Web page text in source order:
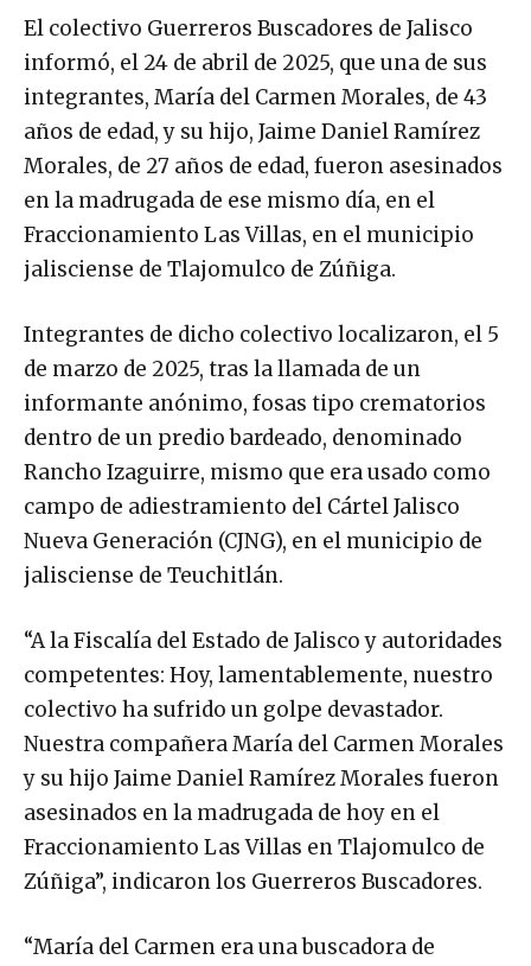
El colectivo Guerreros Buscadores de Jalisco
informó, el 24 de abril de 2025, que una de sus
integrantes, María del Carmen Morales, de 43
años de edad, y su hijo, Jaime Daniel Ramírez
Morales, de 27 años de edad, fueron asesinados
en la madrugada de ese mismo día, en el
Fraccionamiento Las Villas, en el municipio
jalisciense de Tlajomulco de Zúñiga.
Integrantes de dicho colectivo localizaron, el 5
de marzo de 2025, tras la llamada de un
informante anónimo, fosas tipo crematorios
dentro de un predio bardeado, denominado
Rancho Izaguirre, mismo que era usado como
campo de adiestramiento del Cártel Jalisco
Nueva Generación (CJNG), en el municipio de
jalisciense de Teuchitlán.
“A la Fiscalía del Estado de Jalisco y autoridades
competentes: Hoy, lamentablemente, nuestro
colectivo ha sufrido un golpe devastador.
Nuestra compañera María del Carmen Morales
y su hijo Jaime Daniel Ramírez Morales fueron
asesinados en la madrugada de hoy en el
Fraccionamiento Las Villas en Tlajomulco de
Zúñiga”, indicaron los Guerreros Buscadores.
“María del Carmen era una buscadora de